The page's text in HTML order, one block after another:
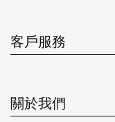
客戶服務
關於我們